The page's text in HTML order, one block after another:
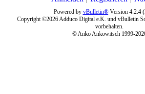
Powered by vBulletin®Version 4.2.4
Copyright ©2026 Adduco Digital e.K. und vBulletin
vorbehalten.
© Anko Ankowitsch 1999-